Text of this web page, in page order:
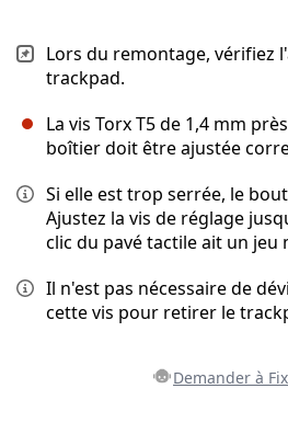
Lors du remontage, vérifiez
trackpad.
La vis Torx T5 de 1,4 mm
boîtier doit être ajustée
Si elle est trop serrée, le
Ajustez la vis de réglage
clic du pavé tactile ait un jeu
Il n'est pas nécessaire de
cette vis pour retirer le
Demander à